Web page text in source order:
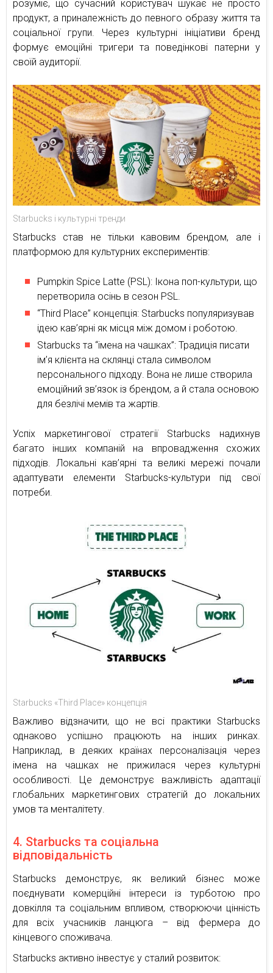
розуміє, що сучасний користувач шукає не просто
продукт, а приналежність до певного образу життя та
соціальної групи. Через культурні ініціативи бренд
формує емоційні тригери та поведінкові патерни у
своїй аудиторії.
Starbucks і культурні тренди
Starbucks став не тільки кавовим брендом, але і
платформою для культурних експериментів:
Pumpkin Spice Latte (PSL): Ікона поп-культури, що
перетворила осінь в сезон PSL.
“Third Place” концепція: Starbucks популяризував
ідею кав’ярні як місця між домом і роботою.
Starbucks та “імена на чашках”: Традиція писати
ім’я клієнта на склянці стала символом
персонального підходу. Вона не лише створила
емоційний зв’язок із брендом, а й стала основою
для безлічі мемів та жартів.
Успіх маркетингової стратегії Starbucks надихнув
багато інших компаній на впровадження схожих
підходів. Локальні кав’ярні та великі мережі почали
адаптувати елементи Starbucks-культури під свої
потреби.
Starbucks «Third Place» концепція
Важливо відзначити, що не всі практики Starbucks
однаково успішно працюють на інших ринках.
Наприклад, в деяких країнах персоналізація через
імена на чашках не прижилася через культурні
особливості. Це демонструє важливість адаптації
глобальних маркетингових стратегій до локальних
умов та менталітету.
4. Starbucks та соціальна
відповідальність
Starbucks демонструє, як великий бізнес може
поєднувати комерційні інтереси із турботою про
довкілля та соціальним впливом, створюючи цінність
для всіх учасників ланцюга – від фермера до
кінцевого споживача.
Starbucks активно інвестує у сталий розвиток: